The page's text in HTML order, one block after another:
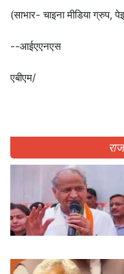
(साभार- चाइना मीडिया ग्रुप,
--आईएएनएस
एबीएम/